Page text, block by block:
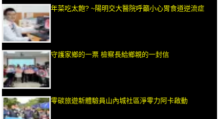
年菜吃太飽? ~陽明交大醫院呼籲小心胃食道逆流症
守護家鄉的一票 檢察長給鄉親的一封信
零碳旅遊新體驗員山內城社區淨零力阿卡啟動